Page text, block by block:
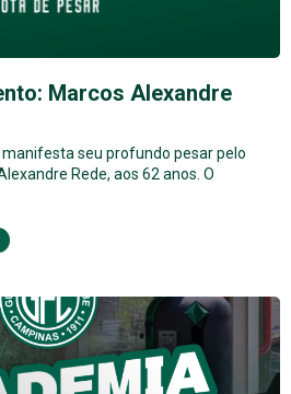
Marcos Alexandre
manifesta seu profundo pesar pelo
Rede, aos 62 anos. O